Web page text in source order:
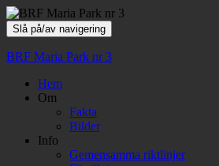
Slå på/av navigering
BRF Maria Park nr 3
Hem
Om
Fakta
Bilder
Info
Gemensamma riktlinjer